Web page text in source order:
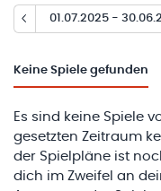
01.07.2025 -
Keine Spiele gefunden
Es sind keine Spiele
gesetzten Zeitraum
der Spielpläne ist
dich im Zweifel an